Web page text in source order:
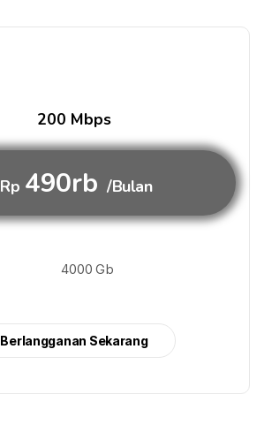
200 Mbps
Rp 490rb /Bulan
4000 Gb
Berlangganan Sekarang